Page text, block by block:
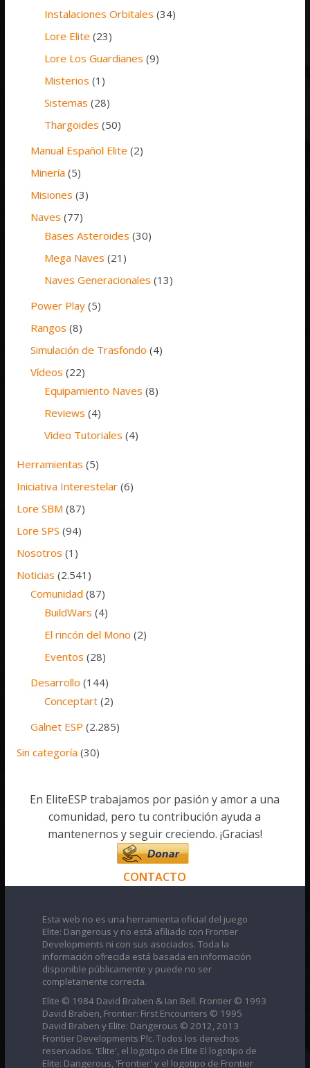
Instalaciones Orbitales (34)
Lore Elite (23)
Lore Los Guardianes (9)
Misterios (1)
Sistemas (28)
Thargoides (50)
Manual Español Elite (2)
Minería (5)
Misiones (3)
Naves (77)
Bases Asteroides (30)
Mega Naves (21)
Naves Generacionales (13)
Power Play (5)
Rangos (8)
Simulación de Trasfondo (4)
Vídeos (22)
Equipamiento Naves (8)
Reviews (4)
Video Tutoriales (4)
Herramientas (5)
Iniciativa Interestelar (6)
Lore SBM (87)
Lore SPS (94)
Nosotros (1)
Noticias (2.541)
Comunidad (87)
BuildWars (4)
El rincón del Mono (2)
Eventos (28)
Desarrollo (144)
Conceptart (2)
Galnet ESP (2.285)
Sin categoría (30)
En EliteESP trabajamos por pasión y amor a una
comunidad, pero tu contribución ayuda a
mantenernos y seguir creciendo. ¡Gracias!
CONTACTO
Esta web no es una herramienta oficial del juego
Elite: Dangerous y no está afiliado con Frontier
Developments ni con sus asociados. Toda la
información ofrecida está basada en información
disponible públicamente y puede no ser
completamente correcta.
Elite © 1984 David Braben & Ian Bell. Frontier © 1993
David Braben, Frontier: First Encounters © 1995
David Braben y Elite: Dangerous © 2012, 2013
Frontier Developments Plc. Todos los derechos
reservados. 'Elite', el logotipo de Elite El logotipo de
Elite: Dangerous, 'Frontier' y el logotipo de Frontier